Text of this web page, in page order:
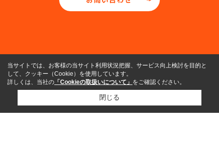
当サイトでは、お客様の当サイト利用状況把握、サービス向上検討を目的と
して、クッキー（Cookie）を使用しています。
詳しくは、当社の 「Cookieの取扱いについて」 をご確認ください。
閉じる